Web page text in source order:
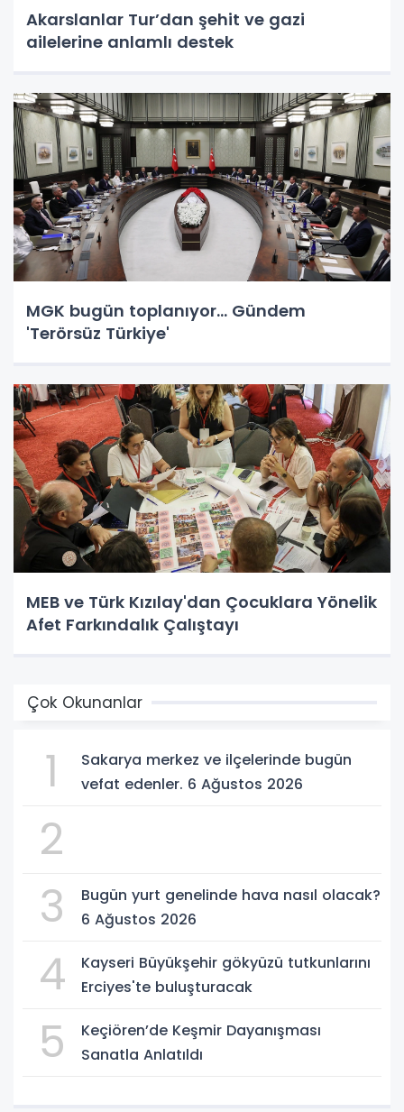
Akarslanlar Tur’dan şehit ve gazi
ailelerine anlamlı destek
MGK bugün toplanıyor... Gündem
'Terörsüz Türkiye'
MEB ve Türk Kızılay'dan Çocuklara Yönelik
Afet Farkındalık Çalıştayı
Çok Okunanlar
1
Sakarya merkez ve ilçelerinde bugün
vefat edenler. 6 Ağustos 2026
2
3
Bugün yurt genelinde hava nasıl olacak?
6 Ağustos 2026
4
Kayseri Büyükşehir gökyüzü tutkunlarını
Erciyes'te buluşturacak
5
Keçiören’de Keşmir Dayanışması
Sanatla Anlatıldı